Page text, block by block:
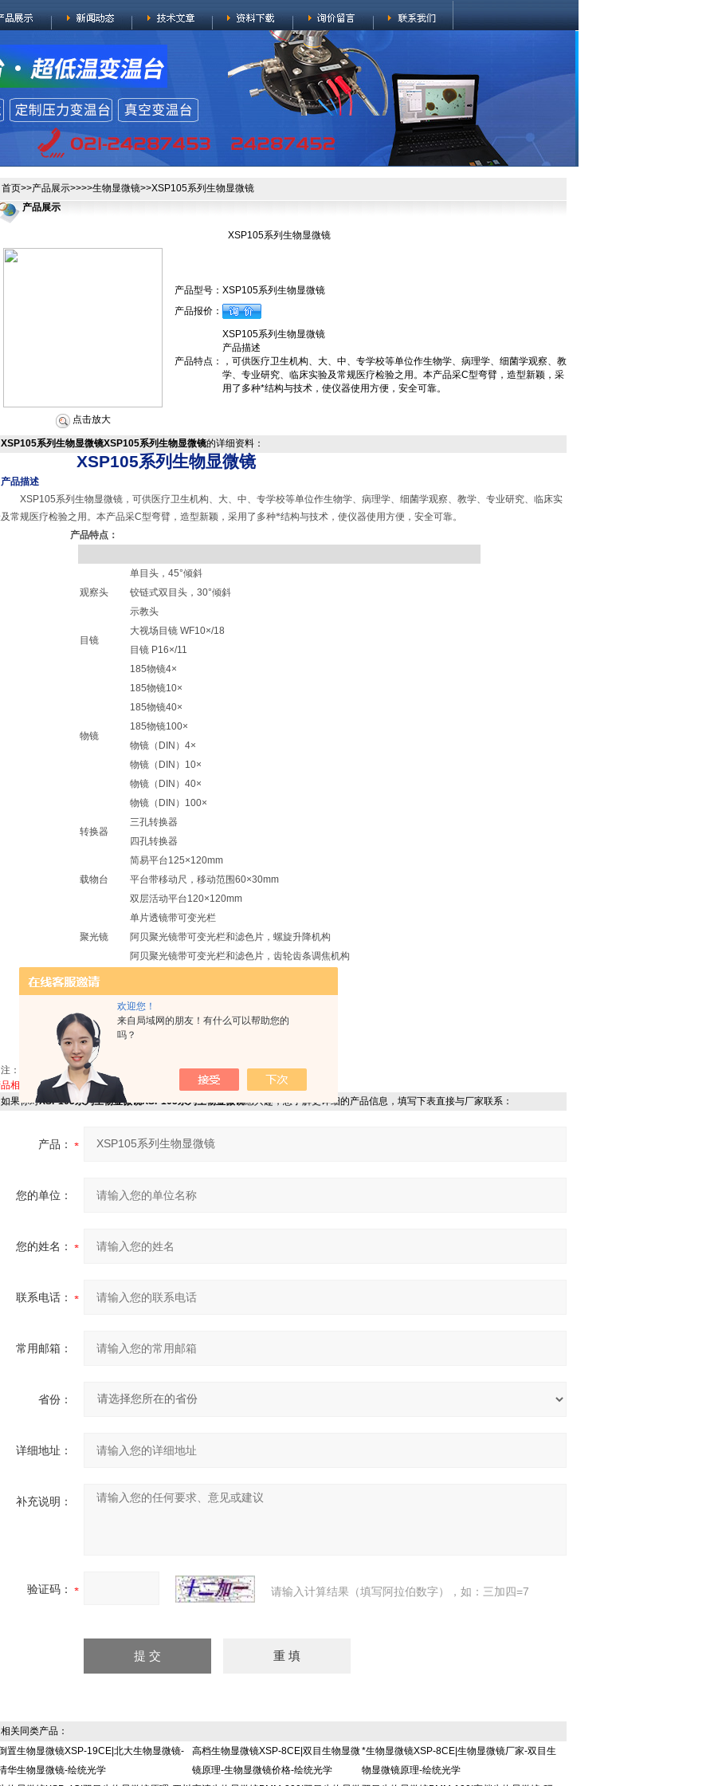
欢迎您！
来自局域网的朋友！有什么可以帮助您的
吗？
首页>>产品展示>>>>生物显微镜>>XSP105系列生物显微镜
产品展示
XSP105系列生物显微镜
点击放大
产品型号： XSP105系列生物显微镜
产品报价：
产品特点：
XSP105系列生物显微镜
产品描述
，可供医疗卫生机构、大、中、专学校等单位作生物学、病理学、细菌学观察、教
学、专业研究、临床实验及常规医疗检验之用。本产品采C型弯臂，造型新颖，采
用了多种*结构与技术，使仪器使用方便，安全可靠。
XSP105系列生物显微镜XSP105系列生物显微镜的详细资料：
XSP105系列生物显微镜
产品描述
XSP105系列生物显微镜，可供医疗卫生机构、大、中、专学校等单位作生物学、病理学、细菌学观察、教学、专业研究、临床实
常规医疗检验之用。本产品采C型弯臂，造型新颖，采用了多种*结构与技术，使仪器使用方便，安全可靠。
产品特点：
观察头
单目头， 45°倾斜
铰链式双目头， 30°倾斜
示教头
目镜
大视场目镜WF10×/18
目镜P16×/11
物镜
185物镜4×
185物镜10×
185物镜40×
185物镜100×
物镜（ DIN ） 4×
物镜（ DIN ） 10×
物镜（ DIN ） 40×
物镜（ DIN ） 100×
转换器
三孔转换器
四孔转换器
载物台
简易平台125×120mm
平台带移动尺，移动范围60×30mm
双层活动平台120×120mm
聚光镜
单片透镜带可变光栏
阿贝聚光镜带可变光栏和滤色片，螺旋升降机构
阿贝聚光镜带可变光栏和滤色片，齿轮齿条调焦机构
照明
6V/15W卤素灯，亮度可调
平凹反光镜
滤色片
蓝色滤色片
注：
标准配置，○选购配置
品相关关键字：XSP105系列生物显微镜
果你对XSP105系列生物显微镜XSP105系列生物显微镜感兴趣，想了解更详细的产品信息，填写下表直接与厂家联系：
产品：
您的单位：
您的姓名：
联系电话：
常用邮箱：
省份：
详细地址：
补充说明：
验证码： 请输入计算结果（填写阿拉伯数字），如：三加四=7
关同类产品：
置生物显微镜XSP-19CE|北大生物显微镜-
华生物显微镜-绘统光学
高档生物显微镜XSP-8CE|双目生物显微
镜原理-生物显微镜价格-绘统光学
*生物显微镜XSP-8CE|生物显微镜厂家-双目生
物显微镜原理-绘统光学